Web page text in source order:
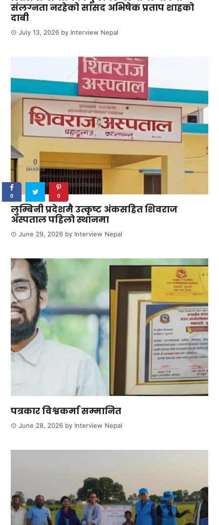
संलग्नता नरहेको सांसद अभिषेक प्रताप शाहको
दाबी
July 13, 2026 by Interview Nepal
लुम्बिनी प्रदेशमै उत्कृष्ट अंकसहित शिवराज
अस्पताल पहिलो स्थानमा
June 29, 2026 by Interview Nepal
पत्रकार विश्वकर्मा सम्मानित
June 28, 2026 by Interview Nepal
0
SHARES
0 0